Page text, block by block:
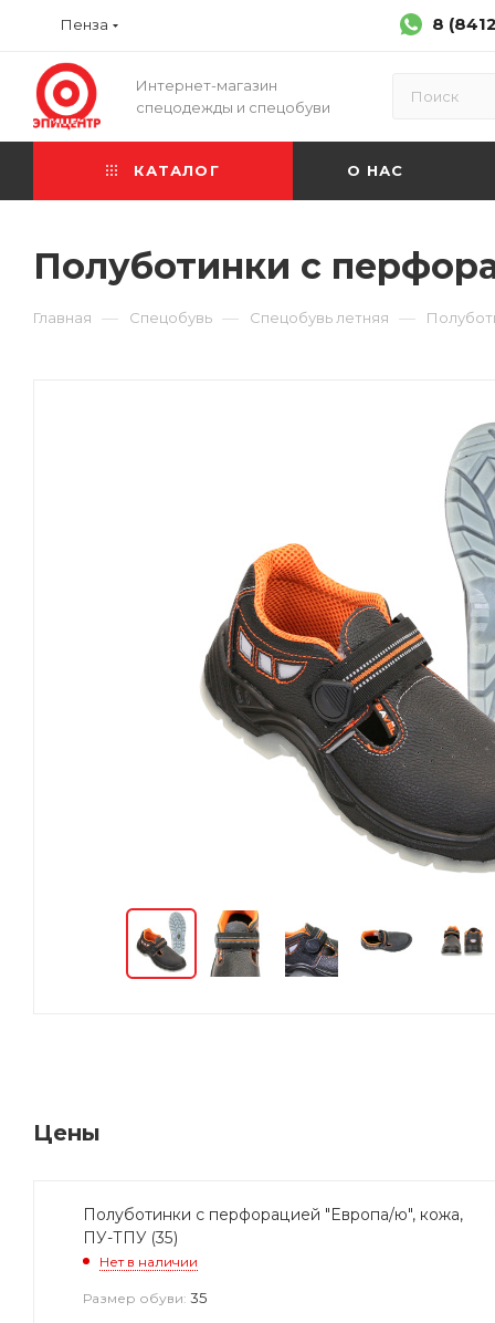
Пенза 8
Интернет-магазин
спецодежды и спецобуви
КАТАЛОГ О НАС
Полуботинки с
Главная — Спецобувь — Спецобувь летняя —
Цены
Полуботинки с перфорацией "Европа/ю", кожа,
ПУ-ТПУ (35)
Нет в наличии
Размер обуви: 35